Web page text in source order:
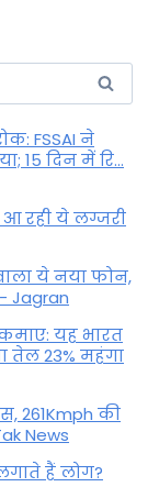
FSSAI ने
15 दिन में रि...
आ रही ये लग्जरी
ये नया फोन,
Jagran
यह भारत
तेल 23% महंगा
261Kmph की
News
हैं लोग?